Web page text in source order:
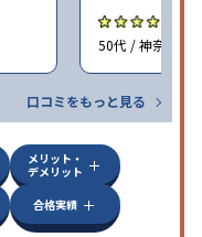
50代 / 神奈川県
口コミをもっと見る
メリット・
デメリット
合格実績